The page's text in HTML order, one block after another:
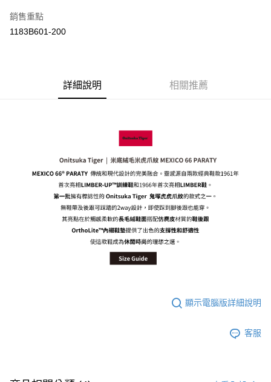
每筆NT$80，滿NT$6,000(含以上)免運費
每筆NT$80，滿NT$6,000(含以上)免運費
每筆NT$80，滿NT$6,000(含以上)免運費
付款後7-11取貨
每筆NT$80，滿NT$6,000(含以上)免運費
銷售重點
1183B601-200
詳細說明 相關推薦
顯示電腦版詳細說明
客服